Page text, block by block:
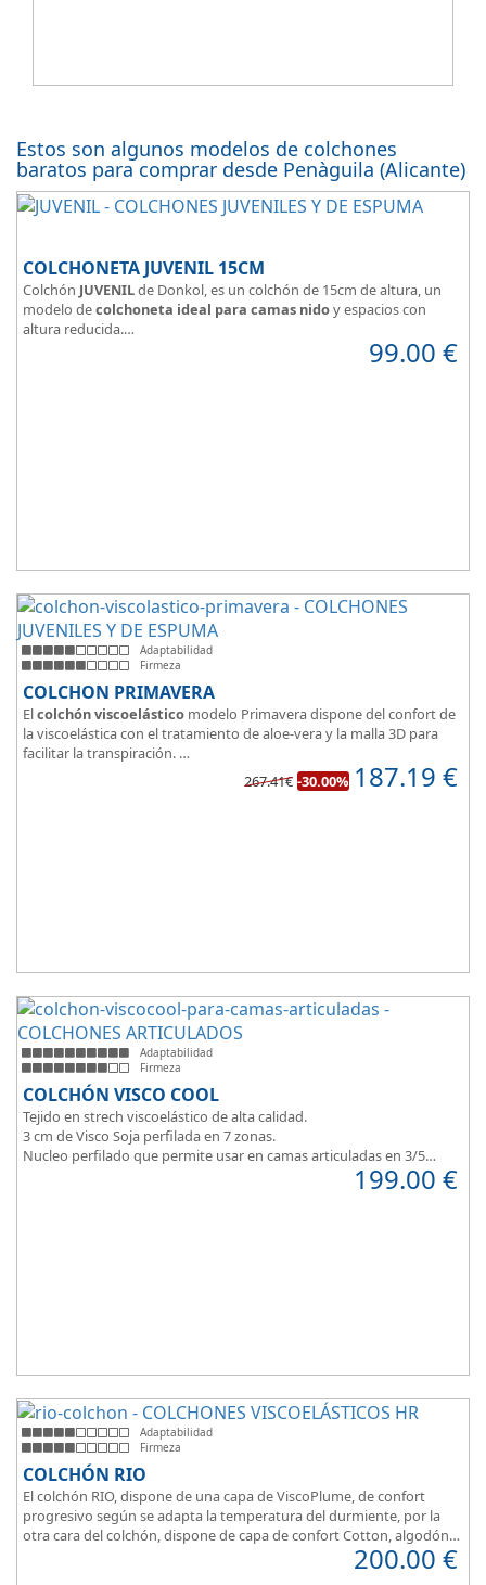
Estos son algunos modelos de colchones
baratos para comprar desde Penàguila (Alicante)
COLCHONETA JUVENIL 15CM
Colchón JUVENILde Donkol, es un colchón de 15cm de altura, un
modelo decolchoneta ideal para camas nidoy espacios con
altura reducida.
suelen elegir
99.00 €
Adaptabilidad
Firmeza
COLCHON PRIMAVERA
Elcolchón viscoelástico modelo Primavera dispone del confort de
la viscoelástica con el tratamiento de aloe-vera y la malla 3D para
facilitar la transpiración.
Según medida del colchón estamos hablando tanto de un colchón
267.41€ -30.00% 187.19 €
Adaptabilidad
Firmeza
COLCHÓN VISCO COOL
Tejido en strech viscoelástico de alta calidad.
3 cm de Visco Soja perfilada en 7 zonas.
Nucleo perfilado que permite usar en camas articuladas en 3/5
199.00 €
Adaptabilidad
Firmeza
COLCHÓN RIO
El colchón RIO, dispone de una capa de ViscoPlume, de confort
progresivo según se adapta la temperatura del durmiente, por la
otra cara del colchón, dispone de capa de confort Cotton, algodón
100% que brinda una sensación de confort inmediata.200.00 €